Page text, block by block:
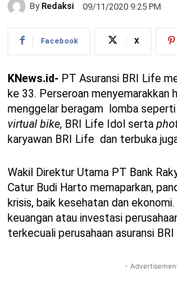
By Redaksi 09/11/2020 9:25 PM
Facebook X
KNews.id- PT Asuransi BRI Life
ke 33. Perseroan menyemarakkan
menggelar beragam lomba seperti
virtual bike, BRI Life Idol serta
karyawan BRI Life dan terbuka
Wakil Direktur Utama PT Bank
Catur Budi Harto memaparkan,
krisis, baik kesehatan dan
keuangan atau investasi
terkecuali perusahaan asuransi
-